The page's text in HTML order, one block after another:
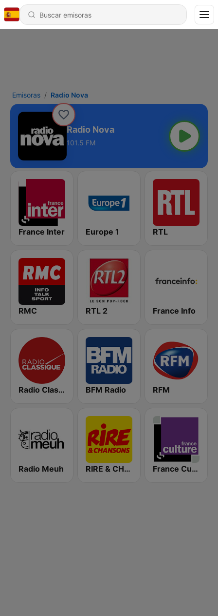
Emisoras Radio Nova
Radio Nova
101.5 FM
France Inter Europe 1 RTL
RMC RTL 2 France Info
Radio Classique BFM Radio RFM
Radio Meuh RIRE & CHANSONS France Culture